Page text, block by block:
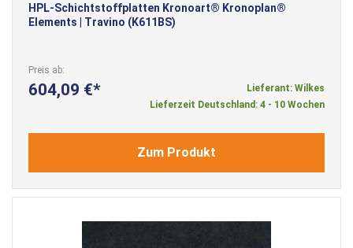
HPL-Schichtstoffplatten Kronoart® Kronoplan®
Elements | Travino (K611BS)
Preis ab
604,09 €
Lieferant: Wilkes
Lieferzeit Deutschland: 4 - 10 Wochen
Zum Produkt